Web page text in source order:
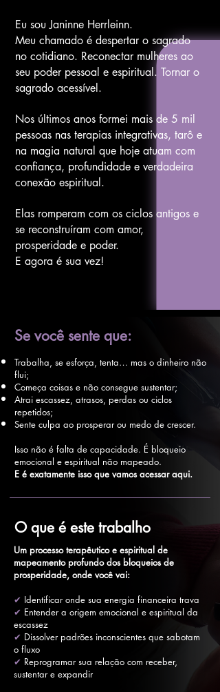
Eu sou Janinne Herrleinn.
Meu chamado é despertar o sagrado
no cotidiano. Reconectar mulheres ao
seu poder pessoal e espiritual. Tornar o
sagrado acessível.
Nos últimos anos formei mais de 5 mil
pessoas nas terapias integrativas, tarô e
na magia natural que hoje atuam com
confiança, profundidade e verdadeira
conexão espiritual.
Elas romperam com os ciclos antigos e
se reconstruíram com amor,
prosperidade e poder.
E agora é sua vez!
Se você sente que:
Trabalha, se esforça, tenta… mas o dinheiro não
flui;
Começa coisas e não consegue sustentar;
Atrai escassez, atrasos, perdas ou ciclos
repetidos;
Sente culpa ao prosperar ou medo de crescer.
Isso não é falta de capacidade. É bloqueio
emocional e espiritual não mapeado.
E é exatamente isso que vamos acessar aqui.
O que é este trabalho
Um processo terapêutico e espiritual de
mapeamento profundo dos bloqueios de
prosperidade, onde você vai:
✔ Identificar onde sua energia financeira trava
✔ Entender a origem emocional e espiritual da
escassez
✔ Dissolver padrões inconscientes que sabotam
o fluxo
✔ Reprogramar sua relação com receber,
sustentar e expandir